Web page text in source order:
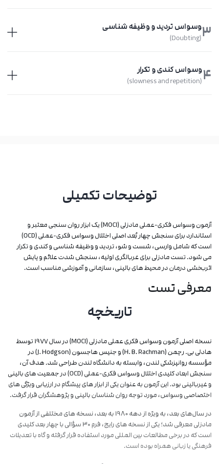
3وسواس تردید و وظیفه شناسی
(Doubting)
4وسواس کندی و تکرار
(slowness and repetition)
توضیحات تکمیلی
آزمون وسواس فکری-عملی مادزلی (MOCI) یک ابزار روان ‌سنجی معتبر و
استاندارد برای سنجش چهار بُعد اصلی اختلال وسواس فکری-عملی (OCD)
است که شامل وارسی، شست ‌و شو، تردید و وظیفه شناسی و کندی و تکرار
می ‌شود. تست مادزلی برای غربالگری اولیه، سنجش شدت علائم و پایش
اثربخشی درمان در محیط ‌های بالینی، سازمانی و آموزشی مناسب است.
معرفی تست
تاریخچه
نسخه اصلی آزمون وسواس فکری عملی مادزلی (MOCI) در سال 1977 توسط
هادلی بی. رچمن (H. B. Rachman) و جنیس هاجسون (J. Hodgson) در
مؤسسه روانپزشکی لندن، وابسته به دانشگاه لندن طراحی شد. هدف آن،
سنجش ابعاد کلیدی اختلال وسواس فکری-عملی (OCD) در جمعیت ‌های بالینی
و غیربالینی بود. این آزمون به‌ عنوان یکی از ابزار های پیشگام در ارزیابی ویژگی ‌های
اختصاصی وسواس، مورد توجه روان ‌شناسان بالینی و پژوهشگران قرار گرفت.
در سال‌های بعد، به ‌ویژه از دهه 1980 به بعد، نسخه ‌های مختلفی از آزمون
مادزلی معرفی شد؛ یکی از نسخه ‌های رایج، فرم 30 سؤالی با چهار بعد کلیدی
است که در برخی مطالعات بین ‌المللی مورد استفاده قرار گرفته و گاه با تعدیلات
فرهنگی یا زبانی همراه بوده است.